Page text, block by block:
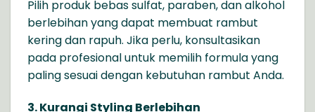
Pilih produk bebas sulfat, paraben, dan alkohol
berlebihan yang dapat membuat rambut
kering dan rapuh. Jika perlu, konsultasikan
pada profesional untuk memilih formula yang
paling sesuai dengan kebutuhan rambut Anda.
3. Kurangi Styling Berlebihan